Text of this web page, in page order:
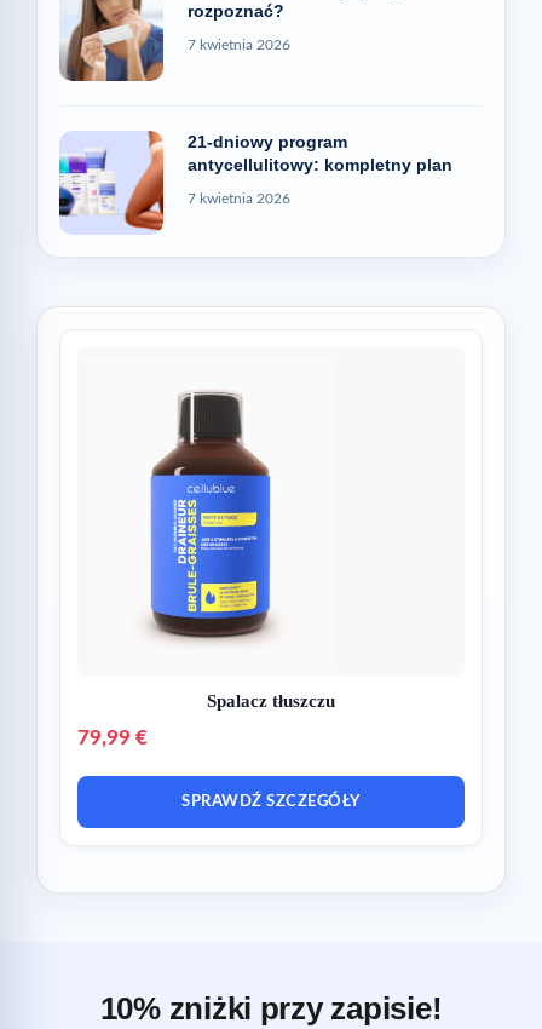
rozpoznać?
7 kwietnia 2026
21-dniowy program
antycellulitowy: kompletny plan
7 kwietnia 2026
Spalacz tłuszczu
79,99 €
SPRAWDŹ SZCZEGÓŁY
10% zniżki przy zapisie!